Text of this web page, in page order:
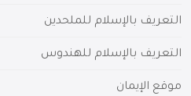
التعريف بالإسلام للملحدين
التعريف بالإسلام للهندوس
موقع الإيمان